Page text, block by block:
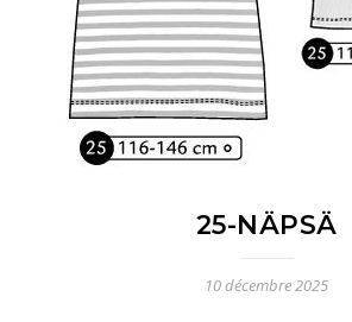
25-NÄPSÄ
10 décembre 2025